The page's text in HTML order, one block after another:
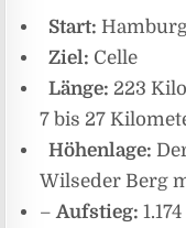
Start:
Ziel: Celle
Länge: 223
7 bis 27
Höhenlage:
Wilseder Berg
–Aufstieg: